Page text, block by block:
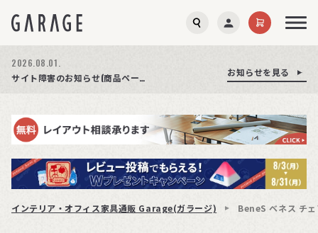
2026.08.03.
お知らせを見る
商品ページ障害復旧のお知らせ お知らせを見る
2026.08.01.
サイト障害のお知らせ(商品ページが正常に表示されない事象発生)
お知らせを見る
インテリア・オフィス家具通販 Garage(ガラージ) BeneS ベネス チ